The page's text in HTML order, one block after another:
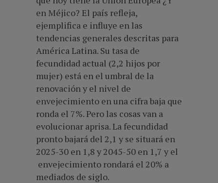
en Méjico? El país refleja,
ejemplifica e influye en las
tendencias generales descritas para
América Latina. Su tasa de
fecundidad actual (2,2 hijos por
mujer) está en el umbral de la
renovación y el nivel de
envejecimiento en una cifra baja que
ronda el 7%. Pero las cosas van a
evolucionar aprisa. La fecundidad
pronto bajará del 2,1 y se situará en
2025-30 en 1,8 y 2045-50 en 1,7 y el
envejecimiento rondará el 20% a
mediados de siglo.